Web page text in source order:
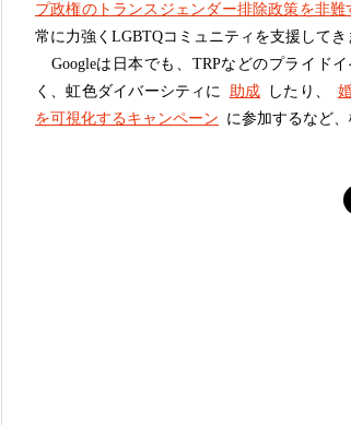
プ政権のトランスジェンダー排除政策を非難
常に力強くLGBTQコミュニティを支援してき
Googleは日本でも、TRPなどのプライド
く、虹色ダイバーシティに 助成 したり、
を可視化するキャンペーン に参加するなど